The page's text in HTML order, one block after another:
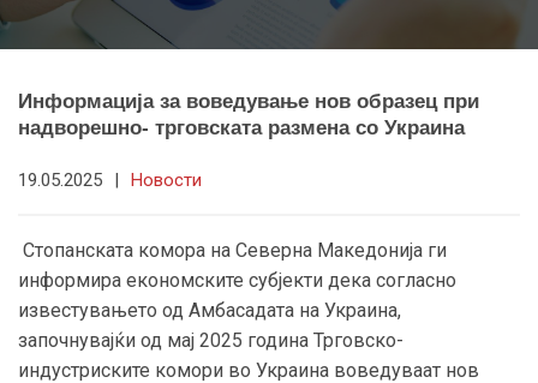
Информација за воведување нов образец при
надворешно- трговската размена со Украина
19.05.2025 | Новости
Стопанската комора на Северна Македонија ги
информира економските субјекти дека согласно
известувањето од Амбасадата на Украина,
започнувајќи од мај 2025 година Трговско-
индустриските комори во Украина воведуваат нов